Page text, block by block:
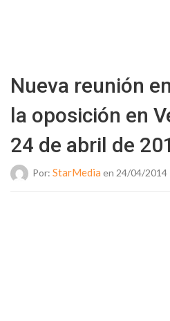
Nueva reunión
la oposición en
24 de abril de
Por: StarMedia en 24/04/2014